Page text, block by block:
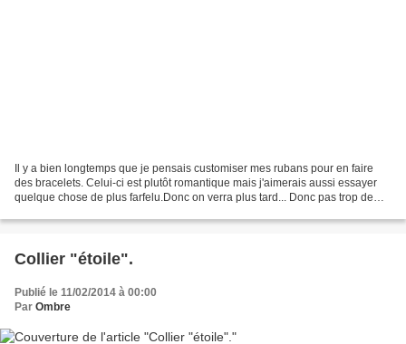
Il y a bien longtemps que je pensais customiser mes rubans pour en faire
des bracelets. Celui-ci est plutôt romantique mais j'aimerais aussi essayer
quelque chose de plus farfelu.Donc on verra plus tard... Donc pas trop de
Collier "étoile".
Publié le 11/02/2014 à 00:00
Par Ombre